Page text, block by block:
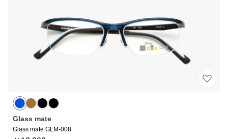
Glass mate
Glass mate GLM-008